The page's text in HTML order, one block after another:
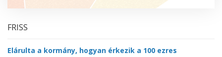
FRISS
Elárulta a kormány, hogyan érkezik a 100 ezres